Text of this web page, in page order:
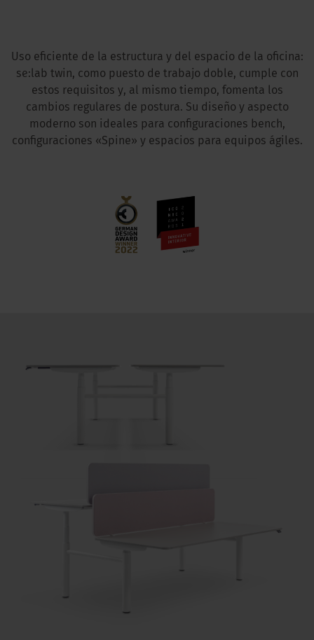
Uso eficiente de la estructura y del espacio de la oficina:
se:lab twin, como puesto de trabajo doble, cumple con
estos requisitos y, al mismo tiempo, fomenta los
cambios regulares de postura. Su diseño y aspecto
moderno son ideales para configuraciones bench,
configuraciones «Spine» y espacios para equipos ágiles.